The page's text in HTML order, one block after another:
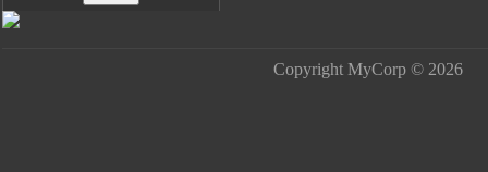
Copyright MyCorp © 2026